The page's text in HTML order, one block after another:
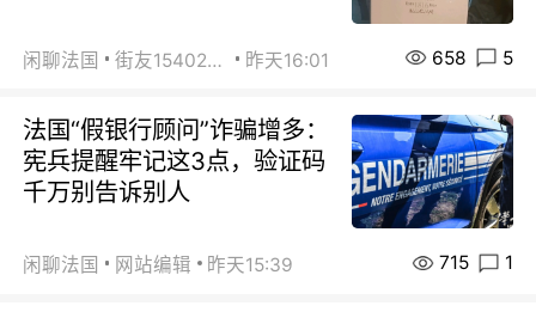
闲聊法国 街友15402223 昨天16:01 658 5
法国“假银行顾问”诈骗增多：
宪兵提醒牢记这3点，验证码
千万别告诉别人
闲聊法国 网站编辑 昨天15:39 715 1